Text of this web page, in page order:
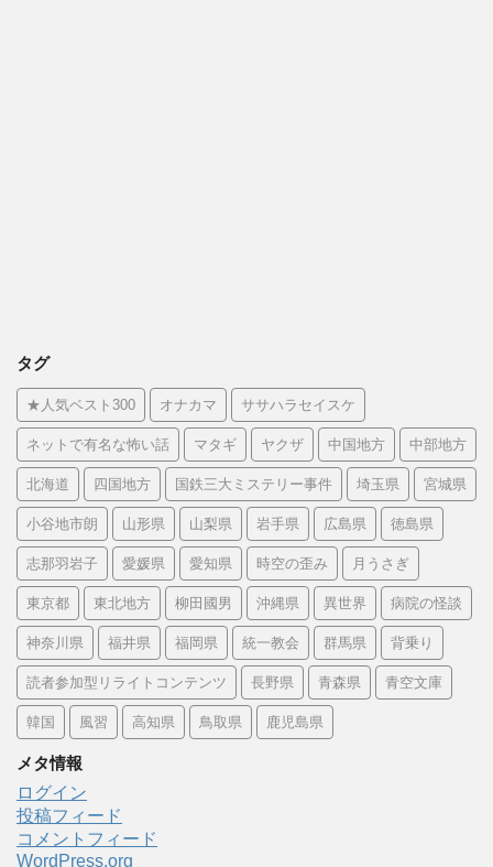
タグ
★人気ベスト300 オナカマ ササハラセイスケ
ネットで有名な怖い話 マタギ ヤクザ 中国地方 中部地方
北海道 四国地方 国鉄三大ミステリー事件 埼玉県 宮城県
小谷地市朗 山形県 山梨県 岩手県 広島県 徳島県
志那羽岩子 愛媛県 愛知県 時空の歪み 月うさぎ
東京都 東北地方 柳田國男 沖縄県 異世界 病院の怪談
神奈川県 福井県 福岡県 統一教会 群馬県 背乗り
読者参加型リライトコンテンツ 長野県 青森県 青空文庫
韓国 風習 高知県 鳥取県 鹿児島県
メタ情報
ログイン
投稿フィード
コメントフィード
WordPress.org